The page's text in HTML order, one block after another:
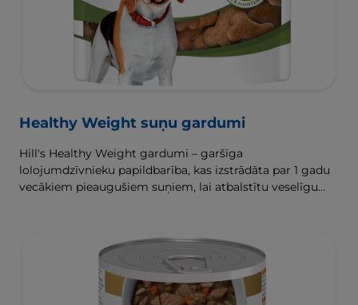
Healthy Weight suņu gardumi
Hill's Healthy Weight gardumi – garšīga
lolojumdzīvnieku papildbarība, kas izstrādāta par 1 gadu
vecākiem pieaugušiem suņiem, lai atbalstītu veselīgu